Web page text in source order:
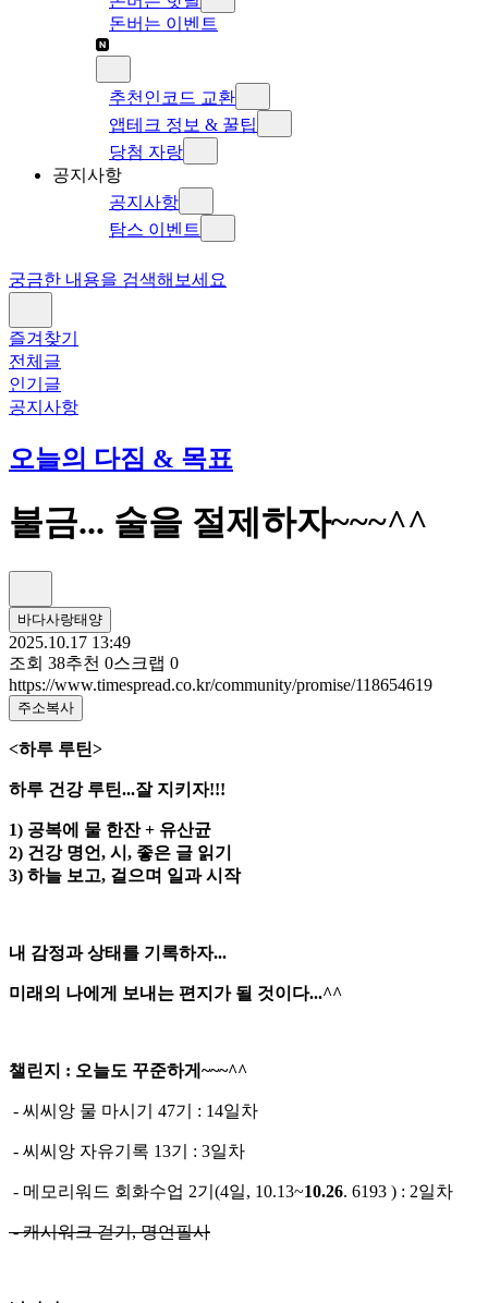
돈버는 이벤트
추천인코드 교환
앱테크 정보 & 꿀팁
당첨 자랑
공지사항
공지사항
탐스 이벤트
궁금한 내용을 검색해보세요
즐겨찾기
전체글
인기글
공지사항
오늘의 다짐 & 목표
불금... 술을 절제하자~~~^^
바다사랑태양
2025.10.17 13:49
조회 38추천 0스크랩 0
https://www.timespread.co.kr/community/promise/118654619
주소복사
<하루 루틴>
하루 건강 루틴...잘 지키자!!!
1) 공복에 물 한잔 + 유산균
2) 건강 명언, 시, 좋은 글 읽기
3) 하늘 보고, 걸으며 일과 시작
내 감정과 상태를 기록하자...
미래의 나에게 보내는 편지가 될 것이다...^^
챌린지 : 오늘도 꾸준하게~~~^^
- 씨씨앙 물 마시기 47기 : 14일차
- 씨씨앙 자유기록 13기 : 3일차
- 메모리워드 회화수업 2기(4일, 10.13~10.26. 6193 ) : 2일차
- 캐시워크 걷기, 명언필사